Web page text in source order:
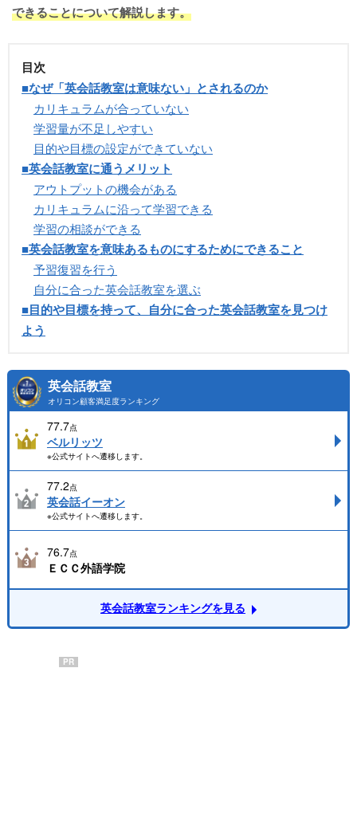
できることについて解説します。
目次
■なぜ「英会話教室は意味ない」とされるのか
カリキュラムが合っていない
学習量が不足しやすい
目的や目標の設定ができていない
■英会話教室に通うメリット
アウトプットの機会がある
カリキュラムに沿って学習できる
学習の相談ができる
■英会話教室を意味あるものにするためにできること
予習復習を行う
自分に合った英会話教室を選ぶ
■目的や目標を持って、自分に合った英会話教室を見つけ
よう
英会話教室
オリコン顧客満足度ランキング
77.7点
ベルリッツ
※公式サイトへ遷移します。
77.2点
英会話イーオン
※公式サイトへ遷移します。
76.7点
ＥＣＣ外語学院
英会話教室ランキングを見る
PR